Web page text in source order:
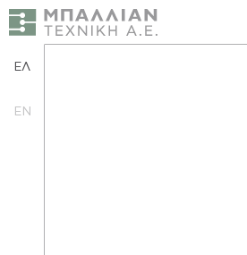
ΕΛ
EN